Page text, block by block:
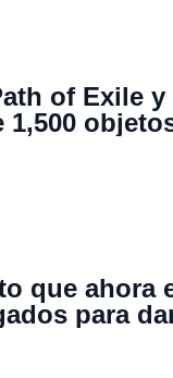
of Exile y
1,500
“es el
que ahora
para
con